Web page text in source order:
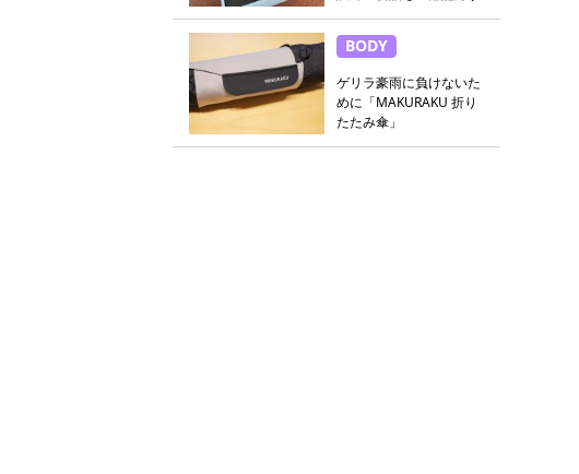
BODY
ゲリラ豪雨に負けないた
めに「MAKURAKU 折り
たたみ傘」